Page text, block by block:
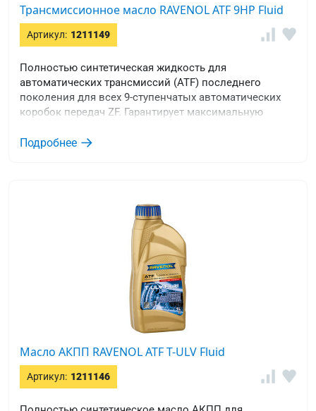
Трансмиссионное масло RAVENOL ATF 9HP Fluid
Артикул: 1211149
Полностью синтетическая жидкость для
автоматических трансмиссий (ATF) последнего
поколения для всех 9-ступенчатых автоматических
коробок передач ZF. Гарантирует максимальную
Подробнее
Масло АКПП RAVENOL ATF T-ULV Fluid
Артикул: 1211146